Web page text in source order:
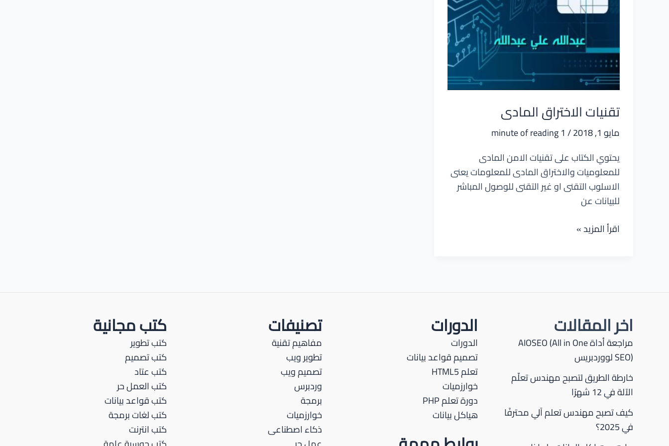
تقنيات الاختراق المادى
مايو 1, 2018 /
1 minute of reading
يحتوي الكتاب على تقنيات الامن المادى
للمعلوميات والاختراق المادى للمعلومات يعنى
الاسلوب التقنى او غير التقنى للوصول المباشر
للبيانات عن
تقنيات
اقرأ المزيد »
اخر المقالات
مراجعة أداة AIOSEO (All in One
SEO) لووردبريس
خارطة الطريق لتصبح مهندس تعلّم
الآلة في 12 شهرًا
كيف تصبح مهندس تعلم آلي محترفًا
في 2025؟
الدورات
الدورات
تصميم قواعد بيانات
تعلم HTML5
خوارزميات
دورة تعلم PHP
هياكل بيانات
تصنيفات
مفاهيم تقنية
تطوير ويب
تصميم ويب
وردبرس
برمجة
خوارزميات
ذكاء اصطناعى
كتب مجانية
كتب تطوير
كتب تصميم
كتب عتاد
كتب العمل حر
كتب قواعد بيانات
كتب لغات برمجة
كتب انترنت